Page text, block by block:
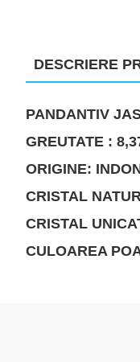
DESCRIERE
PANDANTIV
GREUTATE :
ORIGINE:
CRISTAL
CRISTAL
CULOAREA